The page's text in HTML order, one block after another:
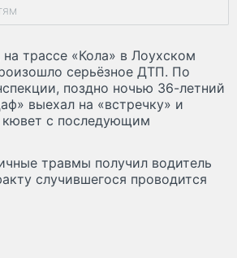
трассе «Кола» в Лоухском
серьёзное ДТП. По
поздно ночью 36-летний
выехал на «встречку» и
с последующим
травмы получил водитель
случившегося проводится